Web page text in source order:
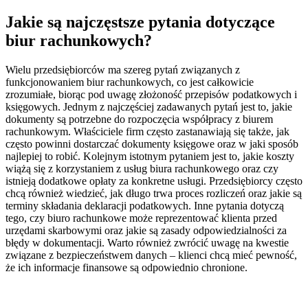
Jakie są najczęstsze pytania dotyczące
biur rachunkowych?
Wielu przedsiębiorców ma szereg pytań związanych z
funkcjonowaniem biur rachunkowych, co jest całkowicie
zrozumiałe, biorąc pod uwagę złożoność przepisów podatkowych i
księgowych. Jednym z najczęściej zadawanych pytań jest to, jakie
dokumenty są potrzebne do rozpoczęcia współpracy z biurem
rachunkowym. Właściciele firm często zastanawiają się także, jak
często powinni dostarczać dokumenty księgowe oraz w jaki sposób
najlepiej to robić. Kolejnym istotnym pytaniem jest to, jakie koszty
wiążą się z korzystaniem z usług biura rachunkowego oraz czy
istnieją dodatkowe opłaty za konkretne usługi. Przedsiębiorcy często
chcą również wiedzieć, jak długo trwa proces rozliczeń oraz jakie są
terminy składania deklaracji podatkowych. Inne pytania dotyczą
tego, czy biuro rachunkowe może reprezentować klienta przed
urzędami skarbowymi oraz jakie są zasady odpowiedzialności za
błędy w dokumentacji. Warto również zwrócić uwagę na kwestie
związane z bezpieczeństwem danych – klienci chcą mieć pewność,
że ich informacje finansowe są odpowiednio chronione.